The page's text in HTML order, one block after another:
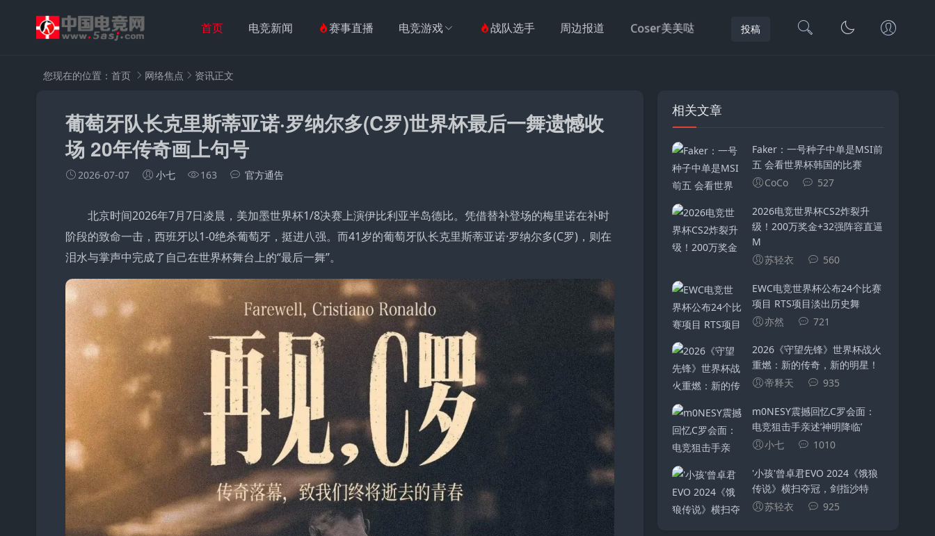
首页 电竞新闻 赛事直播 电竞游戏 战队选手 周边报道 Coser美美哒 投稿
您现在的位置： 首页 网络焦点 资讯正文
葡萄牙队长克里斯蒂亚诺·罗纳尔多(C罗)世界杯最后一舞遗憾收
场 20年传奇画上句号
2026-07-07 小七 163 官方通告
北京时间2026年7月7日凌晨，美加墨世界杯1/8决赛上演伊比利亚半岛德比。凭借替补登场的梅里诺在补时
阶段的致命一击，西班牙以1-0绝杀葡萄牙，挺进八强。而41岁的葡萄牙队长克里斯蒂亚诺·罗纳尔多(C罗)，则在
泪水与掌声中完成了自己在世界杯舞台上的“最后一舞”。
相关文章
Faker：一号种子中单是MSI前
五 会看世界杯韩国的比赛
CoCo
527
2026电竞世界杯CS2炸裂升
级！200万奖金+32强阵容直逼
M
苏轻衣
560
EWC电竞世界杯公布24个比赛
项目 RTS项目淡出历史舞
亦然
721
2026《守望先锋》世界杯战火
重燃：新的传奇，新的明星！
帝释天
935
m0NESY震撼回忆C罗会面：
电竞狙击手亲述’神明降临’
小七
1010
'小孩'曾卓君EVO 2024《饿狼
传说》横扫夺冠，剑指沙特
苏轻衣
925